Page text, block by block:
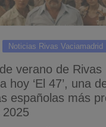
Noticias Rivas Vaciamadrid
verano de Rivas
hoy ‘El 47’, una
españolas más
2025